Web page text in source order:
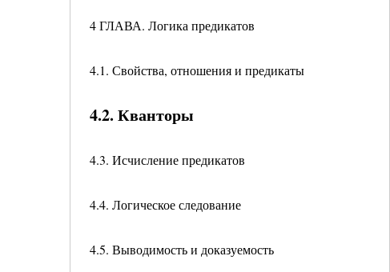
4 ГЛАВА. Логика предикатов
4.1. Свойства, отношения и предикаты
4.2. Кванторы
4.3. Исчисление предикатов
4.4. Логическое следование
4.5. Выводимость и доказуемость